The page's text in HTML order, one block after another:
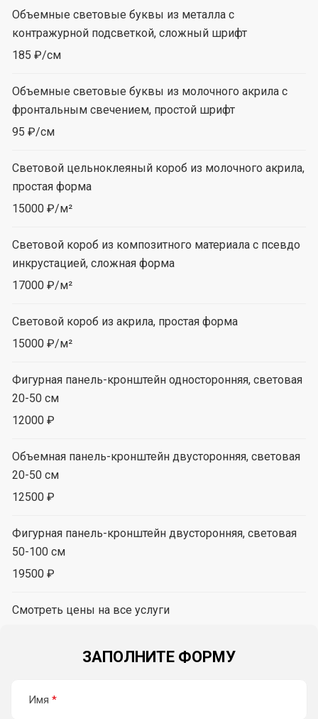
Объемные световые буквы из металла с
контражурной подсветкой, сложный шрифт
185 ₽/см
Объемные световые буквы из молочного акрила с
фронтальным свечением, простой шрифт
95 ₽/см
Световой цельноклеяный короб из молочного акрила,
простая форма
15000 ₽/м²
Световой короб из композитного материала с псевдо
инкрустацией, сложная форма
17000 ₽/м²
Световой короб из акрила, простая форма
15000 ₽/м²
Фигурная панель-кронштейн односторонняя, световая
20-50 см
12000 ₽
Объемная панель-кронштейн двусторонняя, световая
20-50 см
12500 ₽
Фигурная панель-кронштейн двусторонняя, световая
50-100 см
19500 ₽
Смотреть цены на все услуги
ЗАПОЛНИТЕ ФОРМУ
Имя *